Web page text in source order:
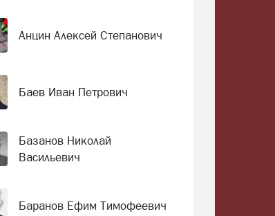
Анцин Алексей Степанович
Баев Иван Петрович
Базанов Николай
Васильевич
Баранов Ефим Тимофеевич